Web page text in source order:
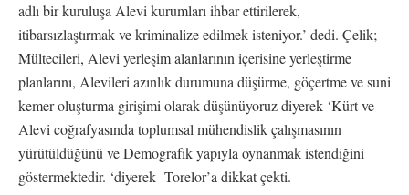
adlı bir kuruluşa Alevi kurumları ihbar ettirilerek,
itibarsızlaştırmak ve kriminalize edilmek isteniyor.’ dedi. Çelik;
Mültecileri, Alevi yerleşim alanlarının içerisine yerleştirme
planlarını, Alevileri azınlık durumuna düşürme, göçertme ve suni
kemer oluşturma girişimi olarak düşünüyoruz diyerek ‘Kürt ve
Alevi coğrafyasında toplumsal mühendislik çalışmasının
yürütüldüğünü ve Demografik yapıyla oynanmak istendiğini
göstermektedir. ‘diyerek Torelor’a dikkat çekti.